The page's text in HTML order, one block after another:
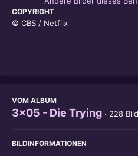
COPYRIGHT
© CBS / Netflix
VOM ALBUM
3x05 - Die Trying · 228
BILDINFORMATIONEN